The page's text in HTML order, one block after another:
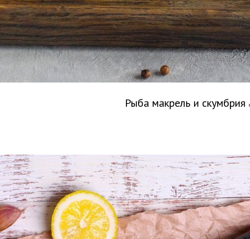
Рыба макрель и скумбрия